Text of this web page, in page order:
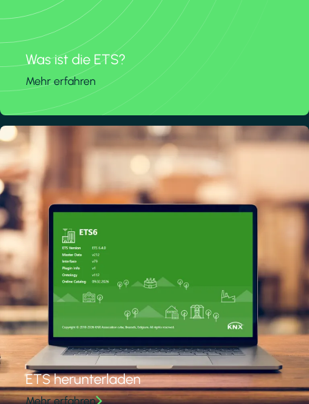
Was ist die ETS?
Mehr erfahren
ETS herunterladen
Mehr erfahren